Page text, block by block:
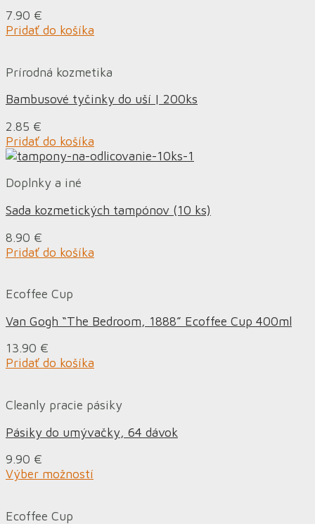
7.90 €
Pridať do košíka
Prírodná kozmetika
Bambusové tyčinky do uší | 200ks
2.85 €
Pridať do košíka
Doplnky a iné
Sada kozmetických tampónov (10 ks)
8.90 €
Pridať do košíka
Ecoffee Cup
Van Gogh “The Bedroom, 1888” Ecoffee Cup 400ml
13.90 €
Pridať do košíka
Cleanly pracie pásiky
Pásiky do umývačky, 64 dávok
9.90 €
Výber možností
Ecoffee Cup